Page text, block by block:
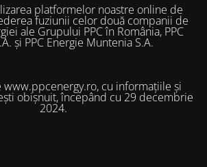
platformelor noastre online de
fuziunii celor două companii de
ale Grupului PPC în România, PPC
și PPC Energie Muntenia S.A.
www.ppcenergy.ro, cu informațiile și
obișnuit, începând cu 29 decembrie
2024.